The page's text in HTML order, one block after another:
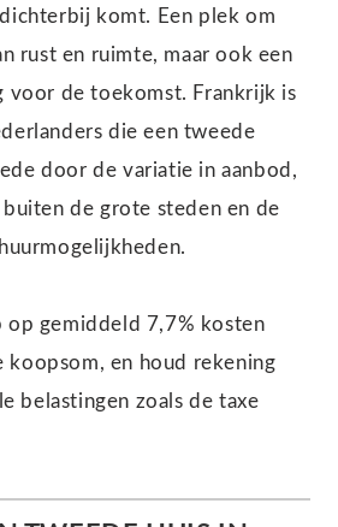
komt. Een plek om
rust en ruimte, maar ook een
voor de toekomst. Frankrijk is
die een tweede
door de variatie in aanbod,
de grote steden en de
op gemiddeld 7,7% kosten
koopsom, en houd rekening
belastingen zoals de taxe